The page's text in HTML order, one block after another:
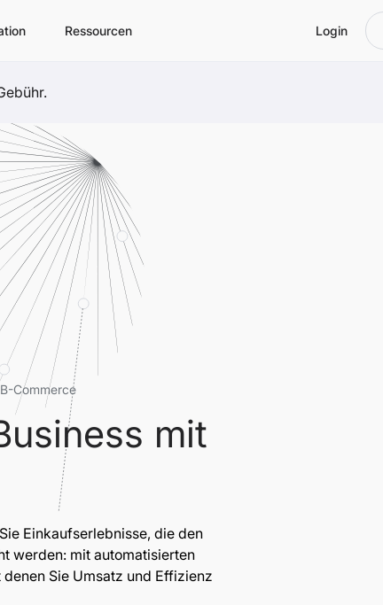
Ressourcen Login
Commerce
mit
Einkaufserlebnisse, die den
werden: mit automatisierten
Sie Umsatz und Effizienz